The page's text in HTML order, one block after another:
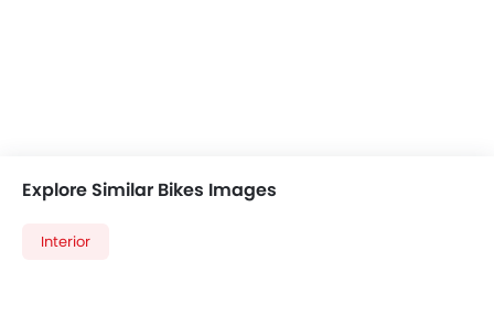
Explore Similar Bikes Images
Interior